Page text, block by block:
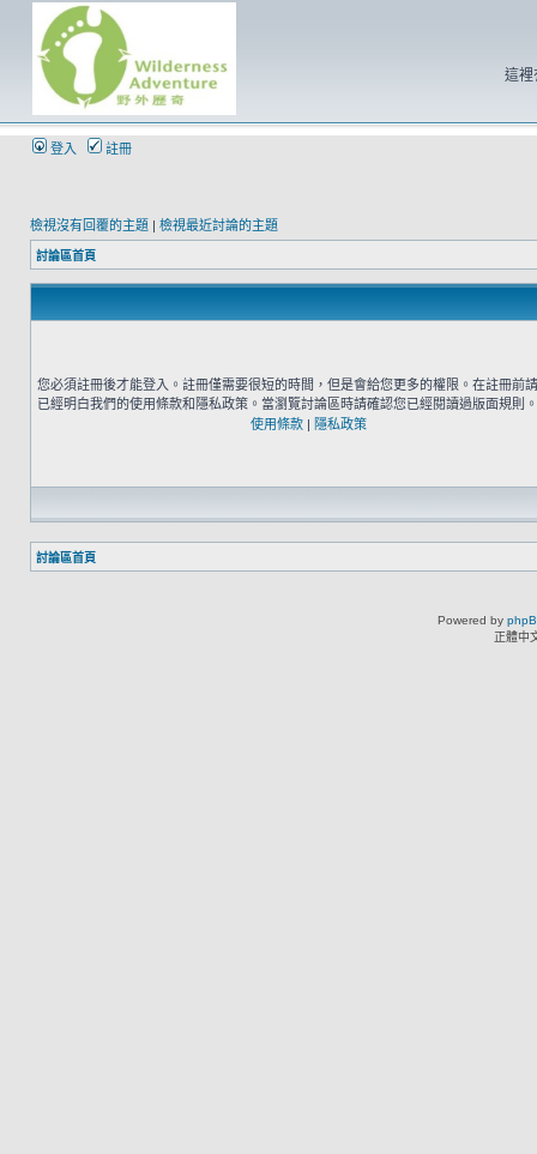
這裡
登入 註冊
檢視沒有回覆的主題 | 檢視最近討論的主題
討論區首頁
您必須註冊後才能登入。註冊僅需要很短的時間，但是會給您更多的權限。在註冊前
已經明白我們的使用條款和隱私政策。當瀏覽討論區時請確認您已經閱讀過版面規則。
使用條款 | 隱私政策
討論區首頁
Powered by
正體中